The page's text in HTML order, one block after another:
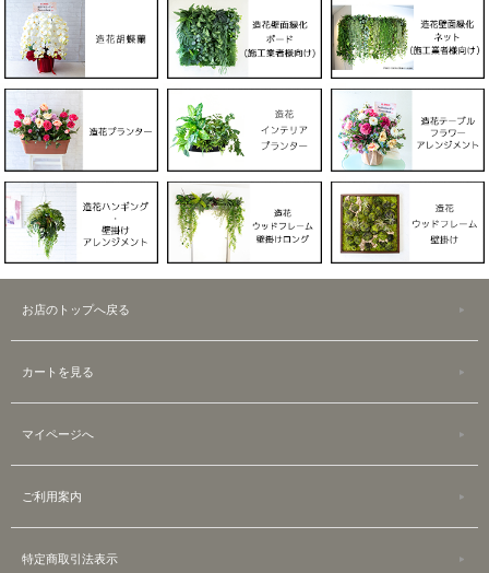
お店のトップへ戻る
カートを見る
マイページへ
ご利用案内
特定商取引法表示